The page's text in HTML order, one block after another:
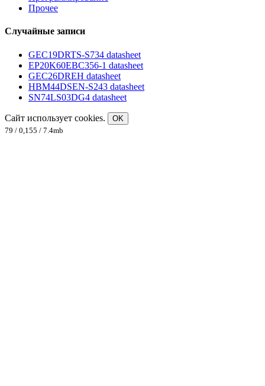
Прочее
Случайные записи
GEC19DRTS-S734 datasheet
EP20K60EBC356-1 datasheet
GEC26DREH datasheet
HBM44DSEN-S243 datasheet
SN74LS03DG4 datasheet
Сайт использует cookies.
OK
79 / 0,155 / 7.4mb